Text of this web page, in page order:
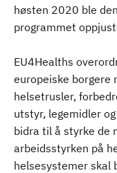
høsten 2020 ble
programmet
EU4Healths
europeiske borgere
helsetrusler,
utstyr, legemidler
bidra til å styrke de
arbeidsstyrken på
helsesystemer skal